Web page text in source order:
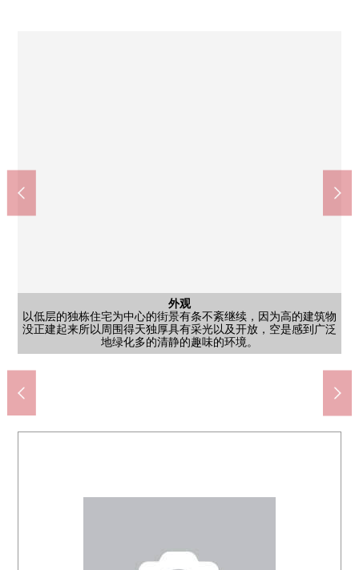
外观
以低层的独栋住宅为中心的街景有条不紊继续，因为高的建筑物
没正建起来所以周围得天独厚具有采光以及开放，空是感到广泛
地绿化多的清静的趣味的环境。
外观
作为在周围的街景和蓝天生长外壁的打扮的成功！无在周围，高
的建筑物的区域。蓝色的空大大地感到。
客厅
即使在室内有也感到充足的阳光和爽快的风的开放感觉是溢出来
的客厅。和家族平静地渡过的感觉的好的时间流逝。
客厅
在Open产生舒展的空间的精选的扩大和舒适。是对家族和想珍惜
渡过的时间的而言正好的明亮地有舒适的住空間。
厨房
一边做厨房工作，一边享受与重要的家族的会话。是家族的交流
出生于的厨房♪
厨房
在开放式厨房，与餐厅的空间的联系产生空间的舒适♪
公共汽车
在浴室，容易累积湿气，霉无论如何只用换气扇容易来到的地
方。仅仅只是有窗因为一瞬间可以换气也所以浴缸的霉打扫心情
也好。
洗脸
厕所
有热马桶座的功能，心情好，变得不能从厕所出来吗？因为窗来
到所以经常舒适♪
西式房间
阁楼
风景
北侧，风景为高地的位置良好。
院子
和孩子一起培养的话，通过在院子的家庭菜园、园艺，回忆也好
像增加♪
停车场
外观
含有前面道路的外观
前面道路
马桥站(JR东日本常磐线)(约1320m)
步行17分钟。
新鲜市场TOP中和仓商店(约800m)
步行10分钟。
松户市立八崎小学(约1050m)
步行14分钟。
松户市立第3中学(约770m)
步行10分钟。